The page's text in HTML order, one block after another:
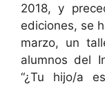
2018, y
ediciones, se
marzo, un
alumnos del
“¿Tu hijo/a